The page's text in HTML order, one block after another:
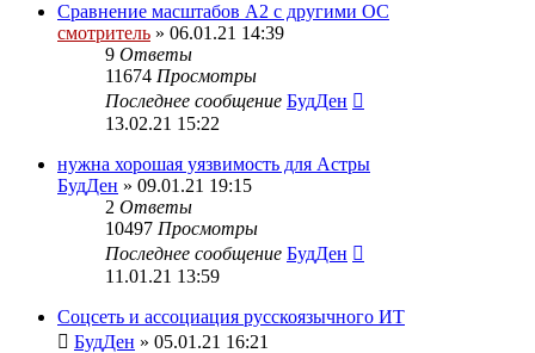
Сравнение масштабов A2 с другими ОС
смотритель » 06.01.21 14:39
9 Ответы
11674 Просмотры
Последнее сообщение БудДен
13.02.21 15:22
нужна хорошая уязвимость для Астры
БудДен » 09.01.21 19:15
2 Ответы
10497 Просмотры
Последнее сообщение БудДен
11.01.21 13:59
Соцсеть и ассоциация русскоязычного ИТ
БудДен » 05.01.21 16:21